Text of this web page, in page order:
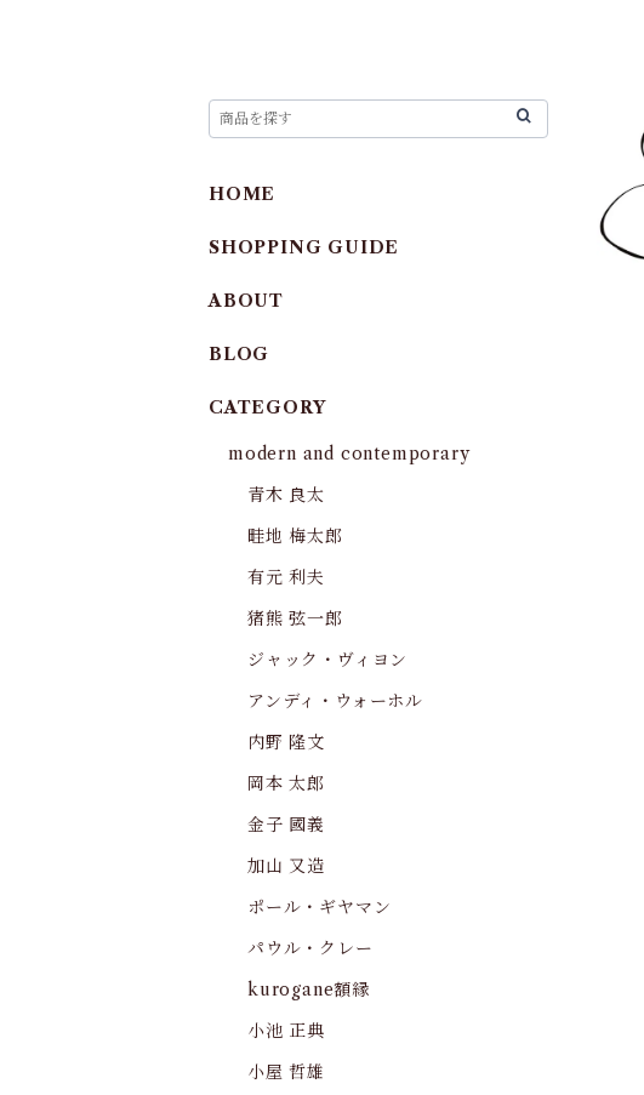
HOME
SHOPPING GUIDE
ABOUT
BLOG
CATEGORY
modern and contemporary
青木 良太
畦地 梅太郎
有元 利夫
猪熊 弦一郎
ジャック・ヴィヨン
アンディ・ウォーホル
内野 隆文
岡本 太郎
金子 國義
加山 又造
ポール・ギヤマン
パウル・クレー
kurogane額縁
小池 正典
小屋 哲雄